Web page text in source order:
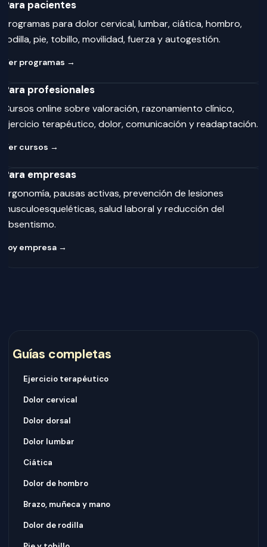
Para pacientes
Programas para dolor cervical, lumbar, ciática, hombro,
rodilla, pie, tobillo, movilidad, fuerza y autogestión.
Ver programas →
Para profesionales
Cursos online sobre valoración, razonamiento clínico,
ejercicio terapéutico, dolor, comunicación y readaptación.
Ver cursos →
Para empresas
Ergonomía, pausas activas, prevención de lesiones
musculoesqueléticas, salud laboral y reducción del
absentismo.
Soy empresa →
Guías completas
Ejercicio terapéutico
Dolor cervical
Dolor dorsal
Dolor lumbar
Ciática
Dolor de hombro
Brazo, muñeca y mano
Dolor de rodilla